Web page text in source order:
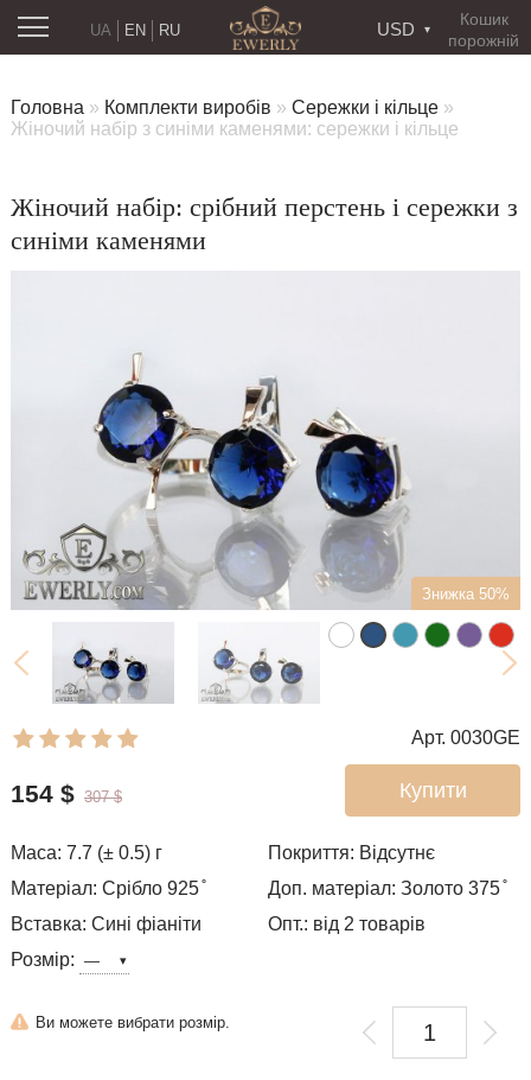
Кошик
порожній
USD
RU
UA EN
Головна » Комплекти виробів » Сережки і кільце »
Жіночий набір з синіми каменями: сережки і кільце
Жіночий набір: срібний перстень і сережки з
синіми каменями
Знижка 50%
Арт. 0030GE
Купити
154 $ 307 $
Маса: 7.7 (± 0.5) г
Покриття: Відсутнє
Матеріал: Срібло 925 ̊
Доп. матеріал: Золото 375 ̊
Вставка: Сині фіаніти
Опт.: від 2 товарів
Розмір:
Ви можете вибрати розмір.